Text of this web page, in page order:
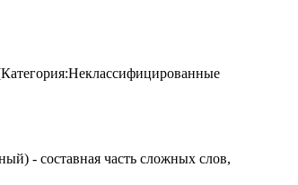
- составная часть сложных слов,